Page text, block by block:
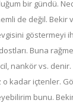
bir gündü.
de değil. Bekir
göstermeyi
Buna
nankör vs.
kadar içtenler.
bunu.